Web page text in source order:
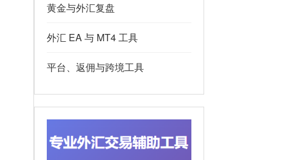
黄金与外汇复盘
外汇 EA 与 MT4 工具
平台、返佣与跨境工具